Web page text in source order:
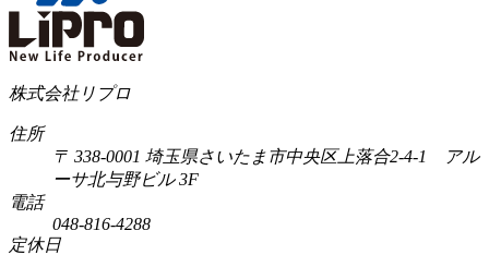
株式会社リプロ
住所
〒 338-0001 埼玉県さいたま市中央区上落合2-4-1 アル
ーサ北与野ビル 3F
電話
048-816-4288
定休日